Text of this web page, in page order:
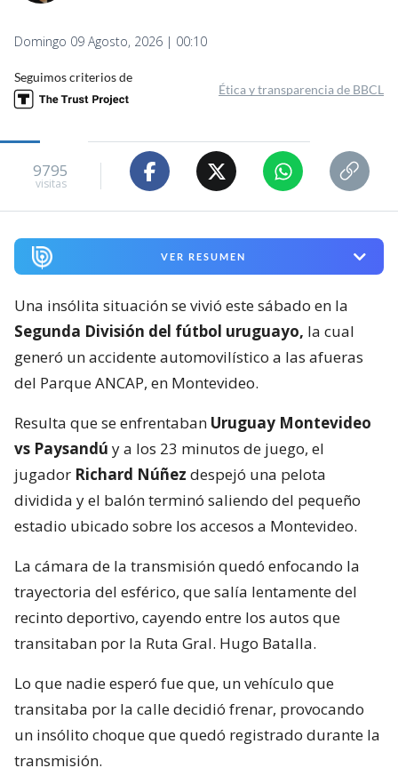
Domingo 09 Agosto, 2026 | 00:10
Seguimos criterios de
Ética y transparencia de BBCL
9795
visitas
VER RESUMEN
Una insólita situación se vivió este sábado en la
Segunda División del fútbol uruguayo, la cual
generó un accidente automovilístico a las afueras
del Parque ANCAP, en Montevideo.
Resulta que se enfrentaban Uruguay Montevideo
vs Paysandú y a los 23 minutos de juego, el
jugador Richard Núñez despejó una pelota
dividida y el balón terminó saliendo del pequeño
estadio ubicado sobre los accesos a Montevideo.
La cámara de la transmisión quedó enfocando la
trayectoria del esférico, que salía lentamente del
recinto deportivo, cayendo entre los autos que
transitaban por la Ruta Gral. Hugo Batalla.
Lo que nadie esperó fue que, un vehículo que
transitaba por la calle decidió frenar, provocando
un insólito choque que quedó registrado durante la
transmisión.